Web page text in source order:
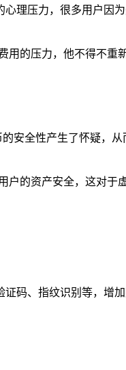
理压力，很多用户因
的压力，他不得不
安全性产生了怀疑，
户的资产安全，这对
码、指纹识别等，增